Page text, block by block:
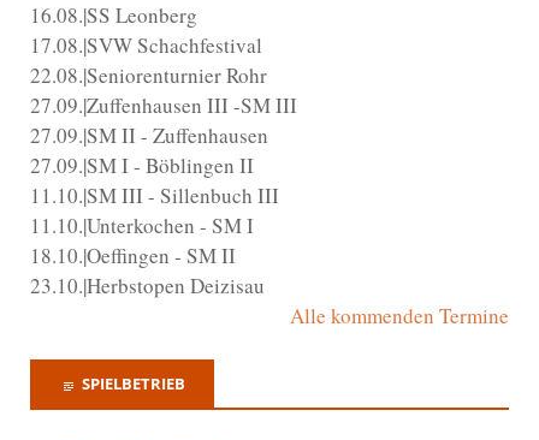
16.08.|SS Leonberg
17.08.|SVW Schachfestival
22.08.|Seniorenturnier Rohr
27.09.|Zuffenhausen III -SM III
27.09.|SM II - Zuffenhausen
27.09.|SM I - Böblingen II
11.10.|SM III - Sillenbuch III
11.10.|Unterkochen - SM I
18.10.|Oeffingen - SM II
23.10.|Herbstopen Deizisau
Alle kommenden Termine
SPIELBETRIEB